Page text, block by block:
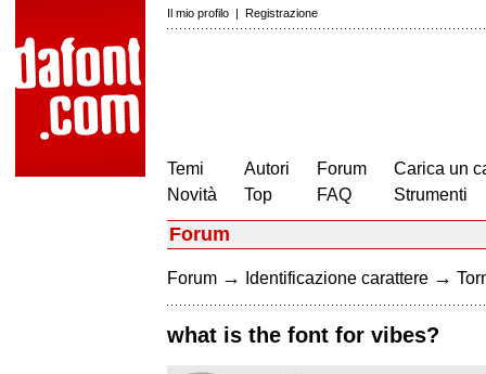
Il mio profilo | Registrazione
Temi
Novità
Autori
Top
Forum
FAQ
Carica un
Strumenti
Forum
Forum → Identificazione carattere →
what is the font for vibes?